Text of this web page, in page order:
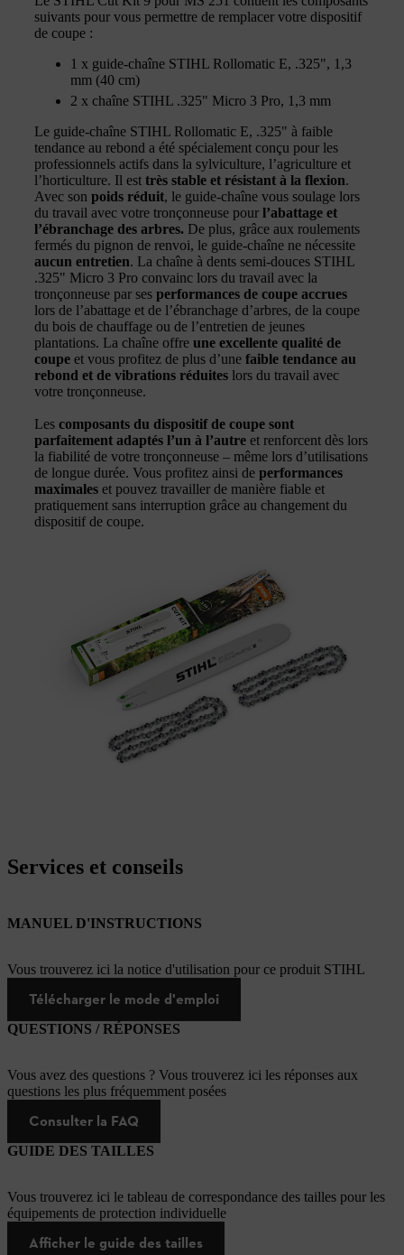
suivants pour vous permettre de remplacer votre dispositif
de coupe :
1 x guide-chaîne STIHL Rollomatic E, .325", 1,3
mm (40 cm)
2 x chaîne STIHL .325" Micro 3 Pro, 1,3 mm
Le guide-chaîne STIHL Rollomatic E, .325" à faible
tendance au rebond a été spécialement conçu pour les
professionnels actifs dans la sylviculture, l’agriculture et
l’horticulture. Il est très stable et résistant à la flexion.
Avec son poids réduit, le guide-chaîne vous soulage lors
du travail avec votre tronçonneuse pour l’abattage et
l’ébranchage des arbres. De plus, grâce aux roulements
fermés du pignon de renvoi, le guide-chaîne ne nécessite
aucun entretien. La chaîne à dents semi-douces STIHL
.325" Micro 3 Pro convainc lors du travail avec la
tronçonneuse par ses performances de coupe accrues
lors de l’abattage et de l’ébranchage d’arbres, de la coupe
du bois de chauffage ou de l’entretien de jeunes
plantations. La chaîne offre une excellente qualité de
coupe et vous profitez de plus d’une faible tendance au
rebond et de vibrations réduites lors du travail avec
votre tronçonneuse.
Les composants du dispositif de coupe sont
parfaitement adaptés l’un à l’autre et renforcent dès lors
la fiabilité de votre tronçonneuse – même lors d’utilisations
de longue durée. Vous profitez ainsi de performances
maximales et pouvez travailler de manière fiable et
pratiquement sans interruption grâce au changement du
dispositif de coupe.
Services et conseils
MANUEL D'INSTRUCTIONS
Vous trouverez ici la notice d'utilisation pour ce produit STIHL
Télécharger le mode d'emploi
QUESTIONS / RÉPONSES
Vous avez des questions ? Vous trouverez ici les réponses aux
questions les plus fréquemment posées
Consulter la FAQ
GUIDE DES TAILLES
Vous trouverez ici le tableau de correspondance des tailles pour les
équipements de protection individuelle
Afficher le guide des tailles